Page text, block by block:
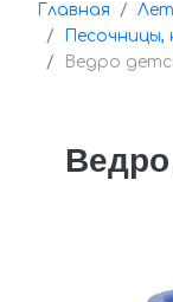
Главная
Песочницы,
Ведро